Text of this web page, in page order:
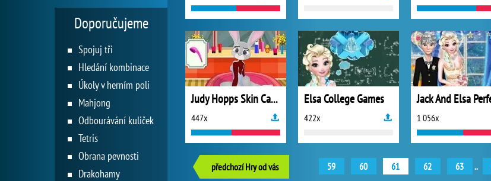
Judy Hopps Skin Care Spa
447x
Elsa College Games
422x 1 056x
předchozí Hry od vás 59 60 61 62 63 ..
Doporučujeme
Spojuj tři
Hledání kombinace
Úkoly v herním poli
Mahjong
Odbourávání kuliček
Tetris
Obrana pevnosti
Drakohamy